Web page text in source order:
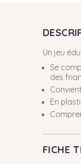
Un jeu
Se
des
En
FICHE